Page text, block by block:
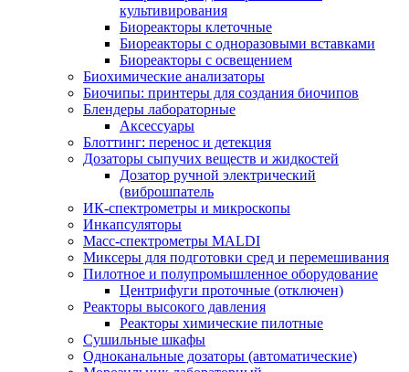
культивирования
Биореакторы клеточные
Биореакторы с одноразовыми вставками
Биореакторы с освещением
Биохимические анализаторы
Биочипы: принтеры для создания биочипов
Блендеры лабораторные
Аксессуары
Блоттинг: перенос и детекция
Дозаторы сыпучих веществ и жидкостей
Дозатор ручной электрический
(виброшпатель
ИК-спектрометры и микроскопы
Инкапсуляторы
Масс-спектрометры MALDI
Миксеры для подготовки сред и перемешивания
Пилотное и полупромышленное оборудование
Центрифуги проточные (отключен)
Реакторы высокого давления
Реакторы химические пилотные
Сушильные шкафы
Одноканальные дозаторы (автоматические)